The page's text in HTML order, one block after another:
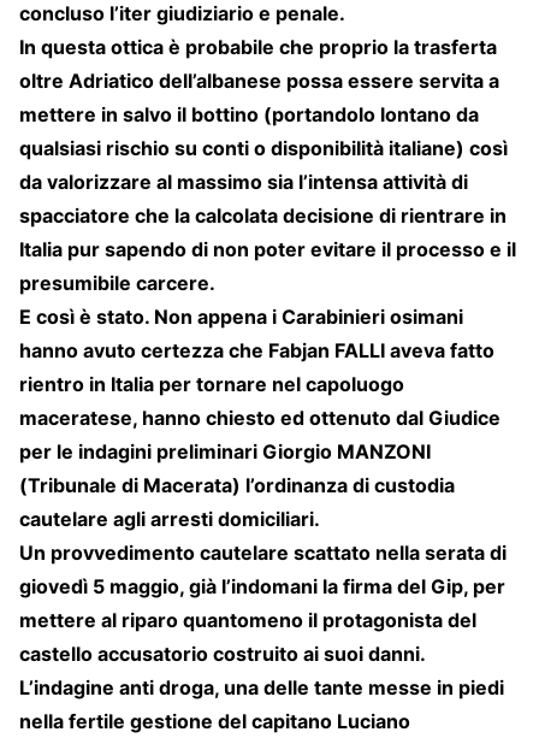
concluso l’iter giudiziario e penale.
In questa ottica è probabile che proprio la trasferta
oltre Adriatico dell’albanese possa essere servita a
mettere in salvo il bottino (portandolo lontano da
qualsiasi rischio su conti o disponibilità italiane) così
da valorizzare al massimo sia l’intensa attività di
spacciatore che la calcolata decisione di rientrare in
Italia pur sapendo di non poter evitare il processo e il
presumibile carcere.
E così è stato. Non appena i Carabinieri osimani
hanno avuto certezza che Fabjan FALLI aveva fatto
rientro in Italia per tornare nel capoluogo
maceratese, hanno chiesto ed ottenuto dal Giudice
per le indagini preliminari Giorgio MANZONI
(Tribunale di Macerata) l’ordinanza di custodia
cautelare agli arresti domiciliari.
Un provvedimento cautelare scattato nella serata di
giovedì 5 maggio, già l’indomani la firma del Gip, per
mettere al riparo quantomeno il protagonista del
castello accusatorio costruito ai suoi danni.
L’indagine anti droga, una delle tante messe in piedi
nella fertile gestione del capitano Luciano